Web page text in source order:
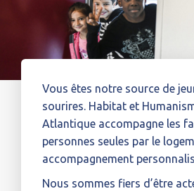
Vous êtes notre source de
sourires. Habitat et
Atlantique accompagne les
personnes seules par le
accompagnement
Nous sommes fiers d’être